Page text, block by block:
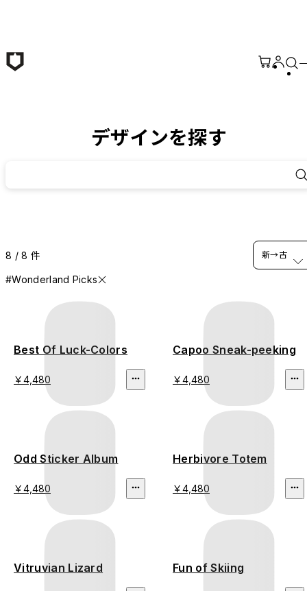
デザインを探す
8 / 8 件
#Wonderland Picks
新→古
Best Of Luck-Colors
￥4,480
Capoo Sneak-peeking
￥4,480
Odd Sticker Album
￥4,480
Herbivore Totem
￥4,480
Vitruvian Lizard Fun of Skiing